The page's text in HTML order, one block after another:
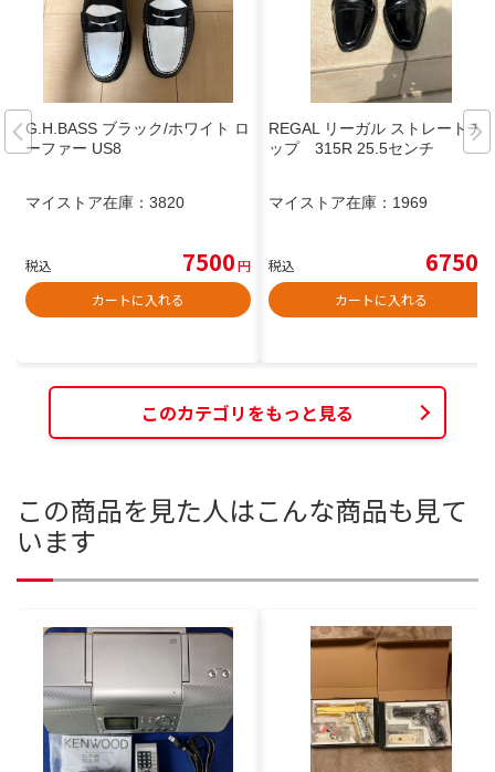
G.H.BASS ブラック/ホワイト ロ
ーファー US8
マイストア在庫： 3820
税込 7500円
カートに入れる
REGAL リーガル ストレートチ
ップ 315R 25.5センチ
マイストア在庫： 1969
税込 6750
カートに入れる
このカテゴリをもっと見る
この商品を見た人はこんな商品も見て
います